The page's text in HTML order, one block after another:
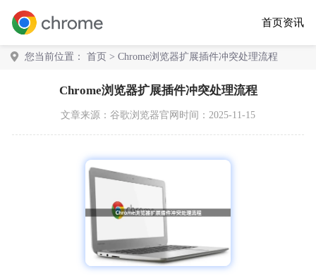
首页资讯
您当前位置： 首页 > Chrome浏览器扩展插件冲突处理流程
Chrome浏览器扩展插件冲突处理流程
文章来源： 谷歌浏览器官网 时间：2025-11-15